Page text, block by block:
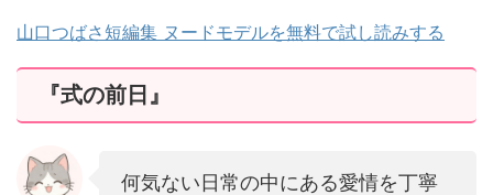
山口つばさ短編集 ヌードモデルを無料で試し読みする
『式の前日』
何気ない日常の中にある愛情を丁寧